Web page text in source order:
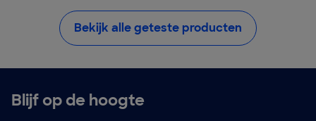
Bekijk alle geteste producten
Blijf op de hoogte